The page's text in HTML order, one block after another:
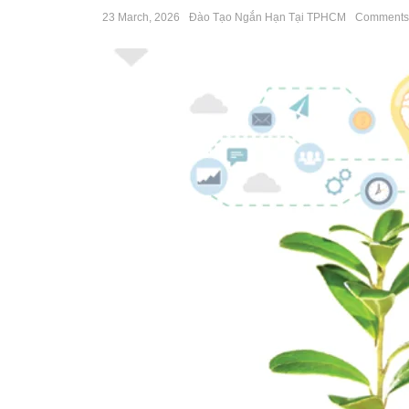
23 March, 2026 Đào Tạo Ngắn Hạn Tại TPHCM